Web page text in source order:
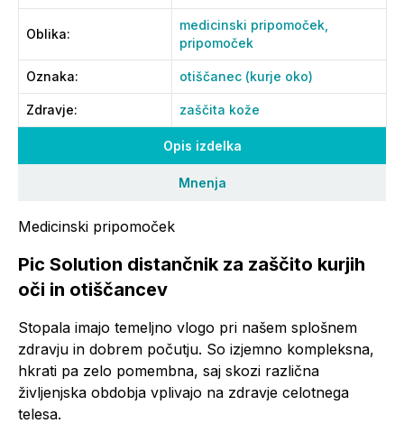
Opis izdelka
Mnenja
Medicinski pripomoček
Pic Solution distančnik za zaščito kurjih
oči in otiščancev
Stopala imajo temeljno vlogo pri našem splošnem
zdravju in dobrem počutju. So izjemno kompleksna,
hkrati pa zelo pomembna, saj skozi različna
življenjska obdobja vplivajo na zdravje celotnega
telesa.
Oblika:
medicinski pripomoček,
pripomoček
Oznaka: otiščanec (kurje oko)
Zdravje: zaščita kože